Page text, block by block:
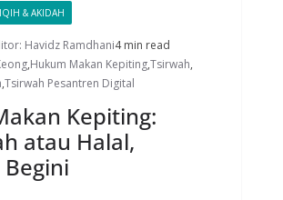
& AKIDAH
Havidz Ramdhani4 min read
,Hukum Makan Kepiting,Tsirwah,
,Tsirwah Pesantren Digital
Kepiting:
atau Halal,